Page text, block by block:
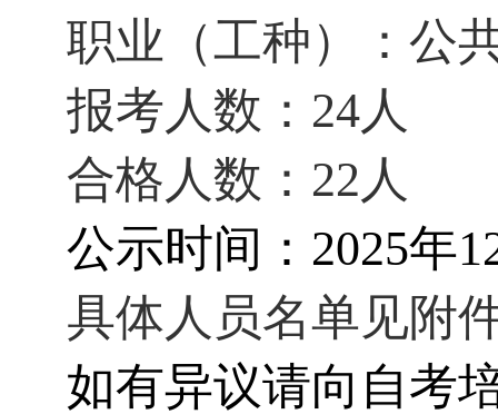
职业（工种）：公
报考人数：24人
合格人数：22 人
公示时间： 2025年
具体人员名单见附
如有异议请向自考